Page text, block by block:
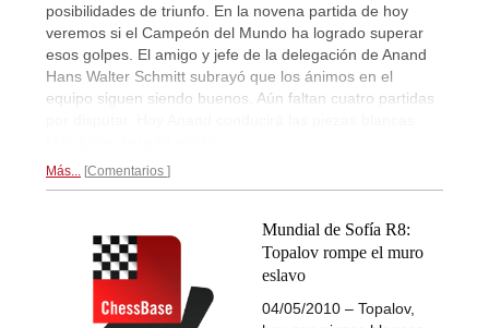
posibilidades de triunfo. En la novena partida de hoy
veremos si el Campeón del Mundo ha logrado superar
esos golpes. El amigo y jefe de la delegación de Anand
Hans Walter Schmitt subrayó que los ánimos en el
equipo siguen siendo buenos. Aún faltan cuatro partidas
Más... Comentarios
Mundial de Sofía R8:
Topalov rompe el muro
eslavo
04/05/2010 – Topalov,